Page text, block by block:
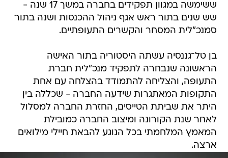
ששימשה במגוון תפקידים בחברה במשך 17 שנה -
שש שנים בתור ראש אגף ניהול ההכנסות ושנה בתור
סמנכ"לית המסחר והקשרים התעופתיים.
בן טל־גננסיה עשתה היסטוריה בתור האישה
הראשונה שנבחרה לתפקיד מנכ"לית חברת
התעופה, והצליחה להתמודד בהצלחה עם אחת
התקופות המאתגרות שידעה החברה - שכללה בין
היתר את שביתת הטייסים, החזרת החברה למסלול
לאחר שנת הקורונה ומיצוב החברה כמובילת
המאמץ המלחמתי בכל הנוגע להבאת חיילי מילואים
ארצה.